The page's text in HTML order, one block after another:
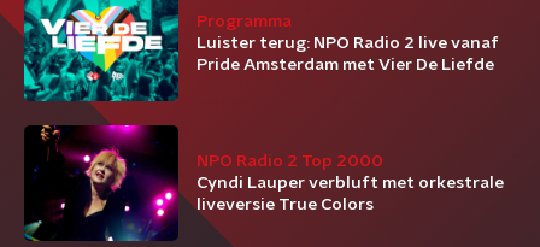
Programma
Luister terug: NPO Radio 2 live vanaf
Pride Amsterdam met Vier De Liefde
NPO Radio 2 Top 2000
Cyndi Lauper verbluft met orkestrale
liveversie True Colors